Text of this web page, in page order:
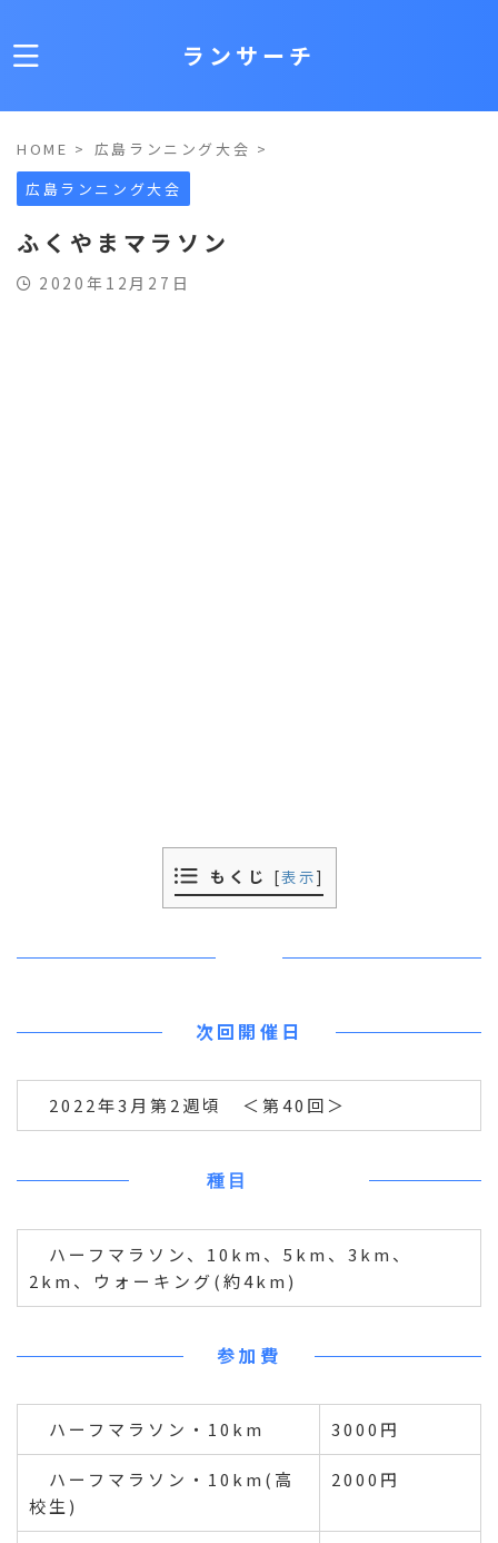
ランサーチ
HOME > 広島ランニング大会 >
広島ランニング大会
ふくやまマラソン
2020年12月27日
もくじ [表示]
次回開催日
2022年3月第2週頃 ＜第40回＞
種目
ハーフマラソン、10km、5km、3km、
2km、ウォーキング(約4km)
参加費
ハーフマラソン・10km 3000円
ハーフマラソン・10km(高
校生)
2000円